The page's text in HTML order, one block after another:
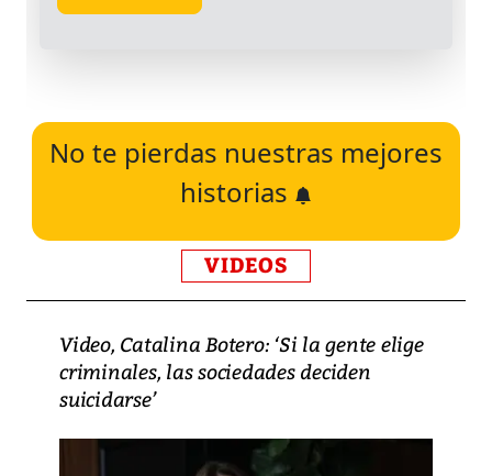
No te pierdas nuestras mejores
historias
VIDEOS
Video, Catalina Botero: ‘Si la gente elige
criminales, las sociedades deciden
suicidarse’